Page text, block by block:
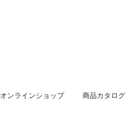
オンラインショップ 商品カタログ